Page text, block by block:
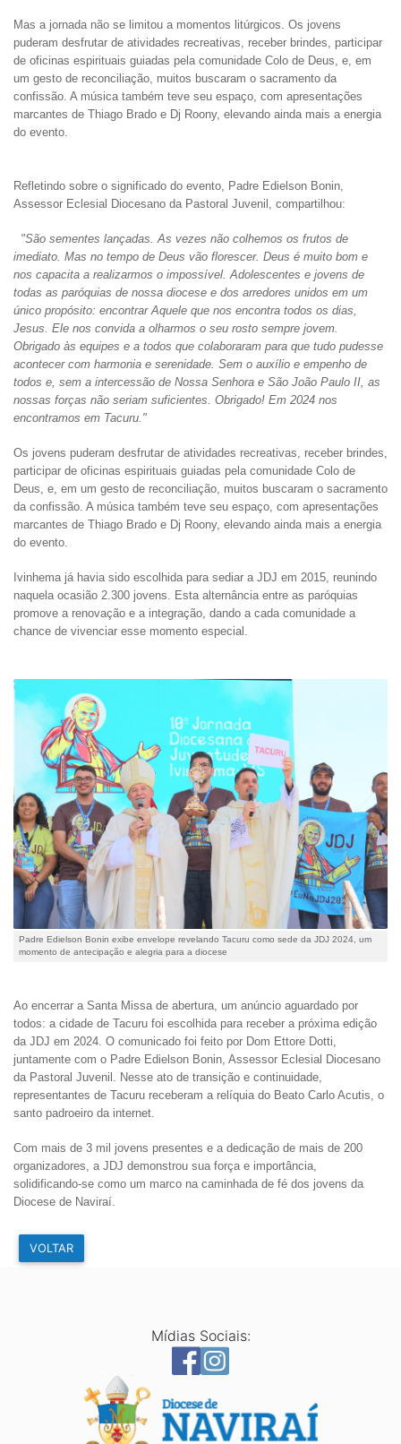
Mas a jornada não se limitou a momentos litúrgicos. Os jovens
puderam desfrutar de atividades recreativas, receber brindes, participar
de oficinas espirituais guiadas pela comunidade Colo de Deus, e, em
um gesto de reconciliação, muitos buscaram o sacramento da
confissão. A música também teve seu espaço, com apresentações
marcantes de Thiago Brado e Dj Roony, elevando ainda mais a energia
do evento.
Refletindo sobre o significado do evento, Padre Edielson Bonin,
Assessor Eclesial Diocesano da Pastoral Juvenil, compartilhou:
"São sementes lançadas. As vezes não colhemos os frutos de
imediato. Mas no tempo de Deus vão florescer. Deus é muito bom e
nos capacita a realizarmos o impossível. Adolescentes e jovens de
todas as paróquias de nossa diocese e dos arredores unidos em um
único propósito: encontrar Aquele que nos encontra todos os dias,
Jesus. Ele nos convida a olharmos o seu rosto sempre jovem.
Obrigado às equipes e a todos que colaboraram para que tudo pudesse
acontecer com harmonia e serenidade. Sem o auxílio e empenho de
todos e, sem a intercessão de Nossa Senhora e São João Paulo II, as
nossas forças não seriam suficientes. Obrigado! Em 2024 nos
encontramos em Tacuru."
Os jovens puderam desfrutar de atividades recreativas, receber brindes,
participar de oficinas espirituais guiadas pela comunidade Colo de
Deus, e, em um gesto de reconciliação, muitos buscaram o sacramento
da confissão. A música também teve seu espaço, com apresentações
marcantes de Thiago Brado e Dj Roony, elevando ainda mais a energia
do evento.
Ivinhema já havia sido escolhida para sediar a JDJ em 2015, reunindo
naquela ocasião 2.300 jovens. Esta alternância entre as paróquias
promove a renovação e a integração, dando a cada comunidade a
chance de vivenciar esse momento especial.
Padre Edielson Bonin exibe envelope revelando Tacuru como sede da JDJ 2024, um
momento de antecipação e alegria para a diocese
Ao encerrar a Santa Missa de abertura, um anúncio aguardado por
todos: a cidade de Tacuru foi escolhida para receber a próxima edição
da JDJ em 2024. O comunicado foi feito por Dom Ettore Dotti,
juntamente com o Padre Edielson Bonin, Assessor Eclesial Diocesano
da Pastoral Juvenil. Nesse ato de transição e continuidade,
representantes de Tacuru receberam a relíquia do Beato Carlo Acutis, o
santo padroeiro da internet.
Com mais de 3 mil jovens presentes e a dedicação de mais de 200
organizadores, a JDJ demonstrou sua força e importância,
solidificando-se como um marco na caminhada de fé dos jovens da
Diocese de Naviraí.
VOLTAR
Mídias Sociais: